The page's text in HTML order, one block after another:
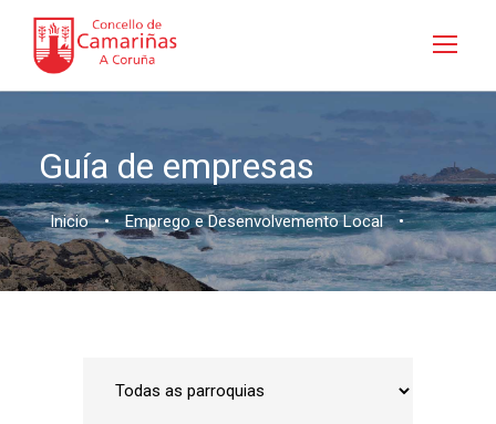
Guía de empresas
Inicio • Emprego e Desenvolvemento Local •